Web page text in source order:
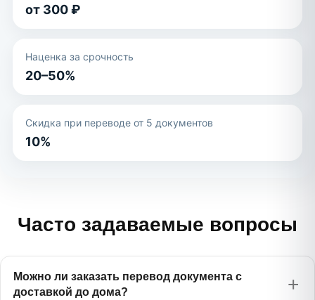
от 300 ₽
Наценка за срочность
20–50%
Скидка при переводе от 5 документов
10%
Часто задаваемые вопросы
Можно ли заказать перевод документа с
доставкой до дома?